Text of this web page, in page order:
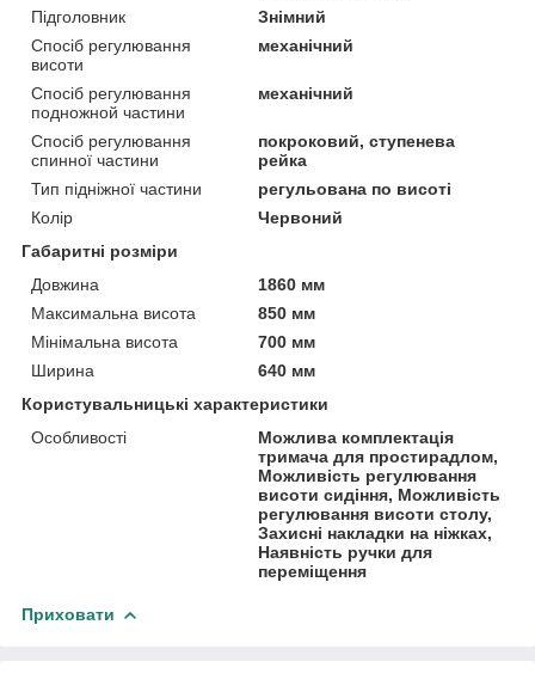
Підголовник
Знімний
Спосіб регулювання
висоти
механічний
Спосіб регулювання
подножной частини
механічний
Спосіб регулювання
спинної частини
покроковий, ступенева
рейка
Тип підніжної частини
регульована по висоті
Колір
Червоний
Габаритні розміри
Довжина
1860 мм
Максимальна висота
850 мм
Мінімальна висота
700 мм
Ширина
640 мм
Користувальницькі характеристики
Особливості
Можлива комплектація
тримача для простирадлом,
Можливість регулювання
висоти сидіння, Можливість
регулювання висоти столу,
Захисні накладки на ніжках,
Наявність ручки для
переміщення
Приховати